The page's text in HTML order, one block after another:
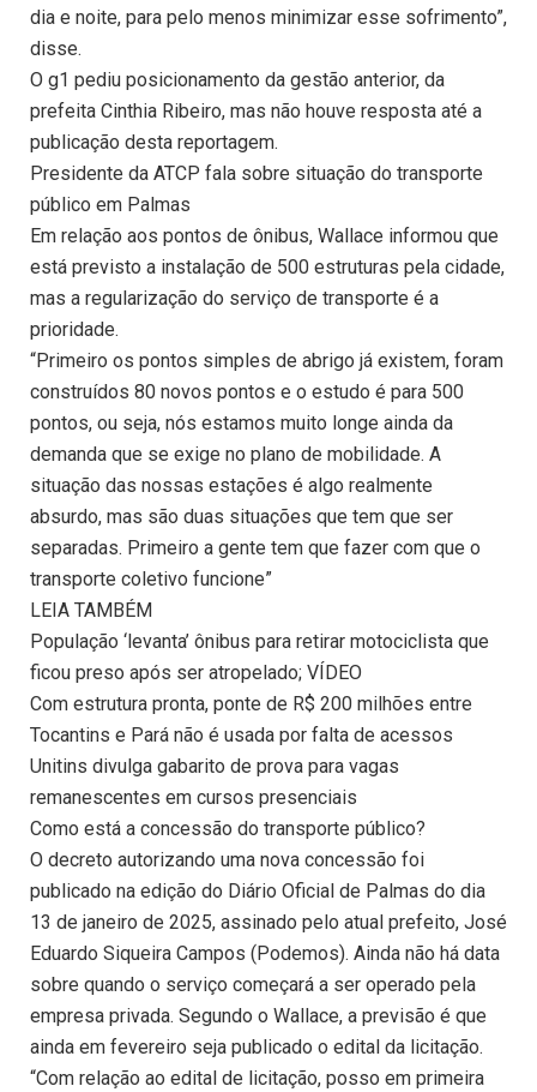
dia e noite, para pelo menos minimizar esse sofrimento”,
disse.
O g1 pediu posicionamento da gestão anterior, da
prefeita Cinthia Ribeiro, mas não houve resposta até a
publicação desta reportagem.
Presidente da ATCP fala sobre situação do transporte
público em Palmas
Em relação aos pontos de ônibus, Wallace informou que
está previsto a instalação de 500 estruturas pela cidade,
mas a regularização do serviço de transporte é a
prioridade.
“Primeiro os pontos simples de abrigo já existem, foram
construídos 80 novos pontos e o estudo é para 500
pontos, ou seja, nós estamos muito longe ainda da
demanda que se exige no plano de mobilidade. A
situação das nossas estações é algo realmente
absurdo, mas são duas situações que tem que ser
separadas. Primeiro a gente tem que fazer com que o
transporte coletivo funcione”
LEIA TAMBÉM
População ‘levanta’ ônibus para retirar motociclista que
ficou preso após ser atropelado; VÍDEO
Com estrutura pronta, ponte de R$ 200 milhões entre
Tocantins e Pará não é usada por falta de acessos
Unitins divulga gabarito de prova para vagas
remanescentes em cursos presenciais
Como está a concessão do transporte público?
O decreto autorizando uma nova concessão foi
publicado na edição do Diário Oficial de Palmas do dia
13 de janeiro de 2025, assinado pelo atual prefeito, José
Eduardo Siqueira Campos (Podemos). Ainda não há data
sobre quando o serviço começará a ser operado pela
empresa privada. Segundo o Wallace, a previsão é que
ainda em fevereiro seja publicado o edital da licitação.
“Com relação ao edital de licitação, posso em primeira